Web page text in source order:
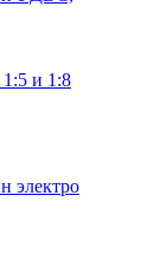
и 1:8
электро